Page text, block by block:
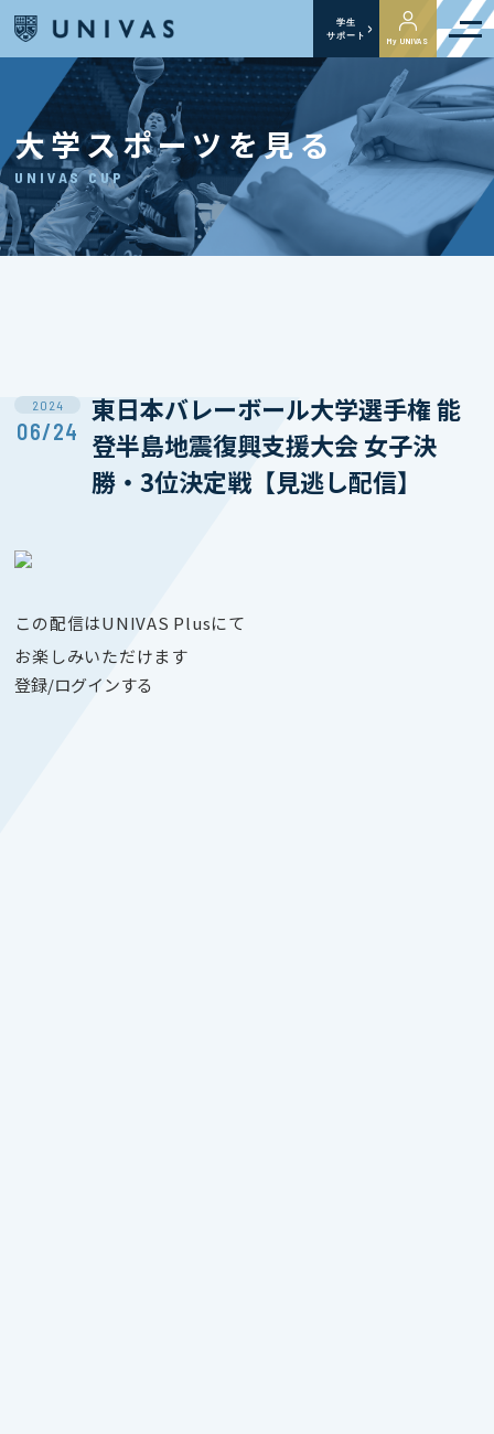
学生
サポート
My UNIVAS
大学スポーツを見る
UNIVAS CUP
2024
06/24
東日本バレーボール大学選手権 能
登半島地震復興支援大会 女子決
勝・3位決定戦【見逃し配信】
この配信はUNIVAS Plusにて
お楽しみいただけます
登録/ログインする